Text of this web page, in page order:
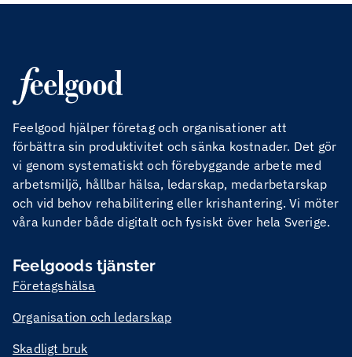
Feelgood hjälper företag och organisationer att
förbättra sin produktivitet och sänka kostnader. Det gör
vi genom systematiskt och förebyggande arbete med
arbetsmiljö, hållbar hälsa, ledarskap, medarbetarskap
och vid behov rehabilitering eller krishantering. Vi möter
våra kunder både digitalt och fysiskt över hela Sverige.
Feelgoods tjänster
Företagshälsa
Organisation och ledarskap
Skadligt bruk